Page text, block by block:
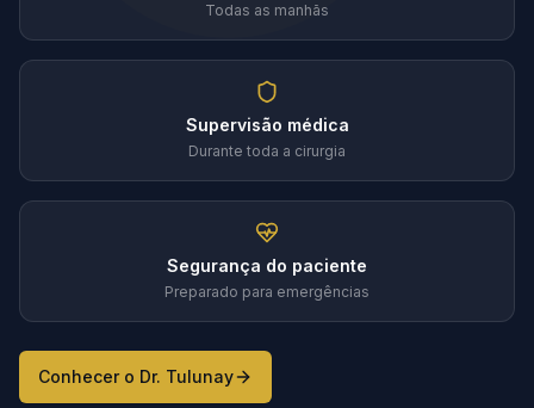
Todas as manhãs
Supervisão médica
Durante toda a cirurgia
Segurança do paciente
Preparado para emergências
Conhecer o Dr. Tulunay